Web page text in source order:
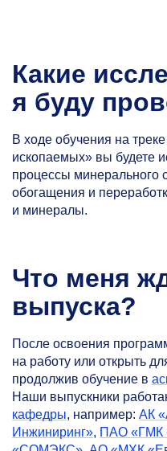
Какие
я буду
В ходе обучения на
ископаемых» вы будете
процессы минерального
обогащения и
и минералы.
Что меня
выпуска?
После освоения
на работу или открыть
продолжив обучение в
Наши выпускники
кафедры, например: АК
Инжиниринг», ПАО «ГМК